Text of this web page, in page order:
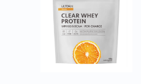
(税込)
810g
5,940